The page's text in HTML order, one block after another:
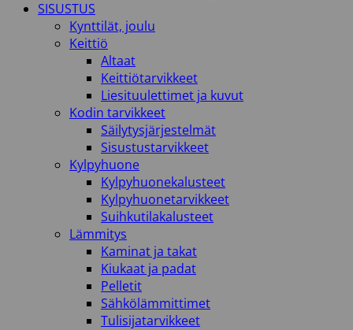
SISUSTUS
Kynttilät, joulu
Keittiö
Altaat
Keittiötarvikkeet
Liesituulettimet ja kuvut
Kodin tarvikkeet
Säilytysjärjestelmät
Sisustustarvikkeet
Kylpyhuone
Kylpyhuonekalusteet
Kylpyhuonetarvikkeet
Suihkutilakalusteet
Lämmitys
Kaminat ja takat
Kiukaat ja padat
Pelletit
Sähkölämmittimet
Tulisijatarvikkeet